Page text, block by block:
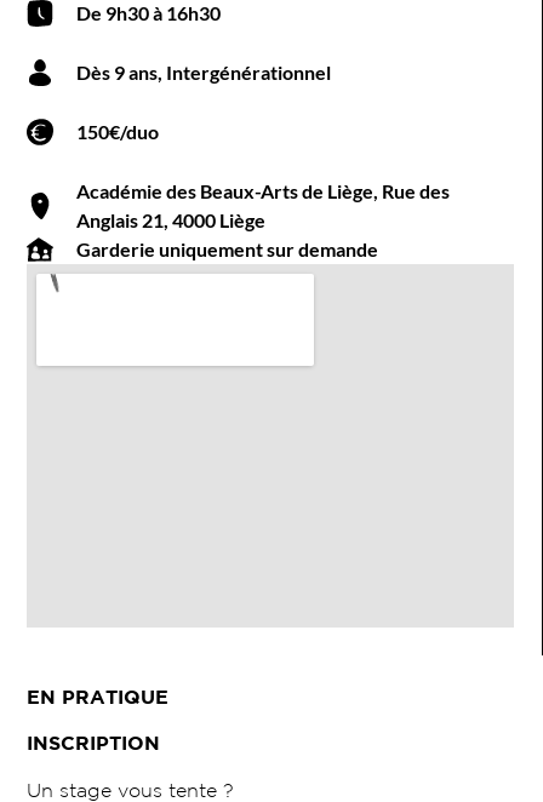
De 9h30 à 16h30
Dès 9 ans, Intergénérationnel
150€/duo
Académie des Beaux-Arts de Liège, Rue des
Anglais 21, 4000 Liège
Garderie uniquement sur demande
EN PRATIQUE
INSCRIPTION
Un stage vous tente ?